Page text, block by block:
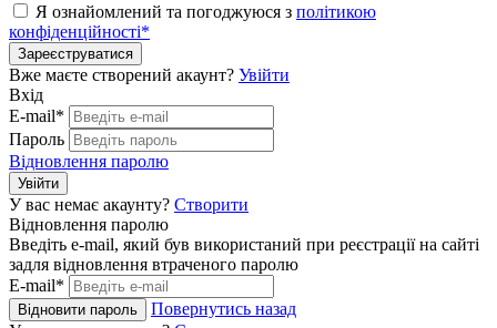
Я ознайомлений та погоджуюся з політикою
конфіденційності*
Зареєструватися
Вже маєте створений акаунт? Увійти
Вхід
E-mail*
Пароль
Відновлення паролю
Увійти
У вас немає акаунту? Створити
Відновлення паролю
Введіть e-mail, який був використаний при реєстрації на сайті
задля відновлення втраченого паролю
E-mail*
Відновити пароль
Повернутись назад